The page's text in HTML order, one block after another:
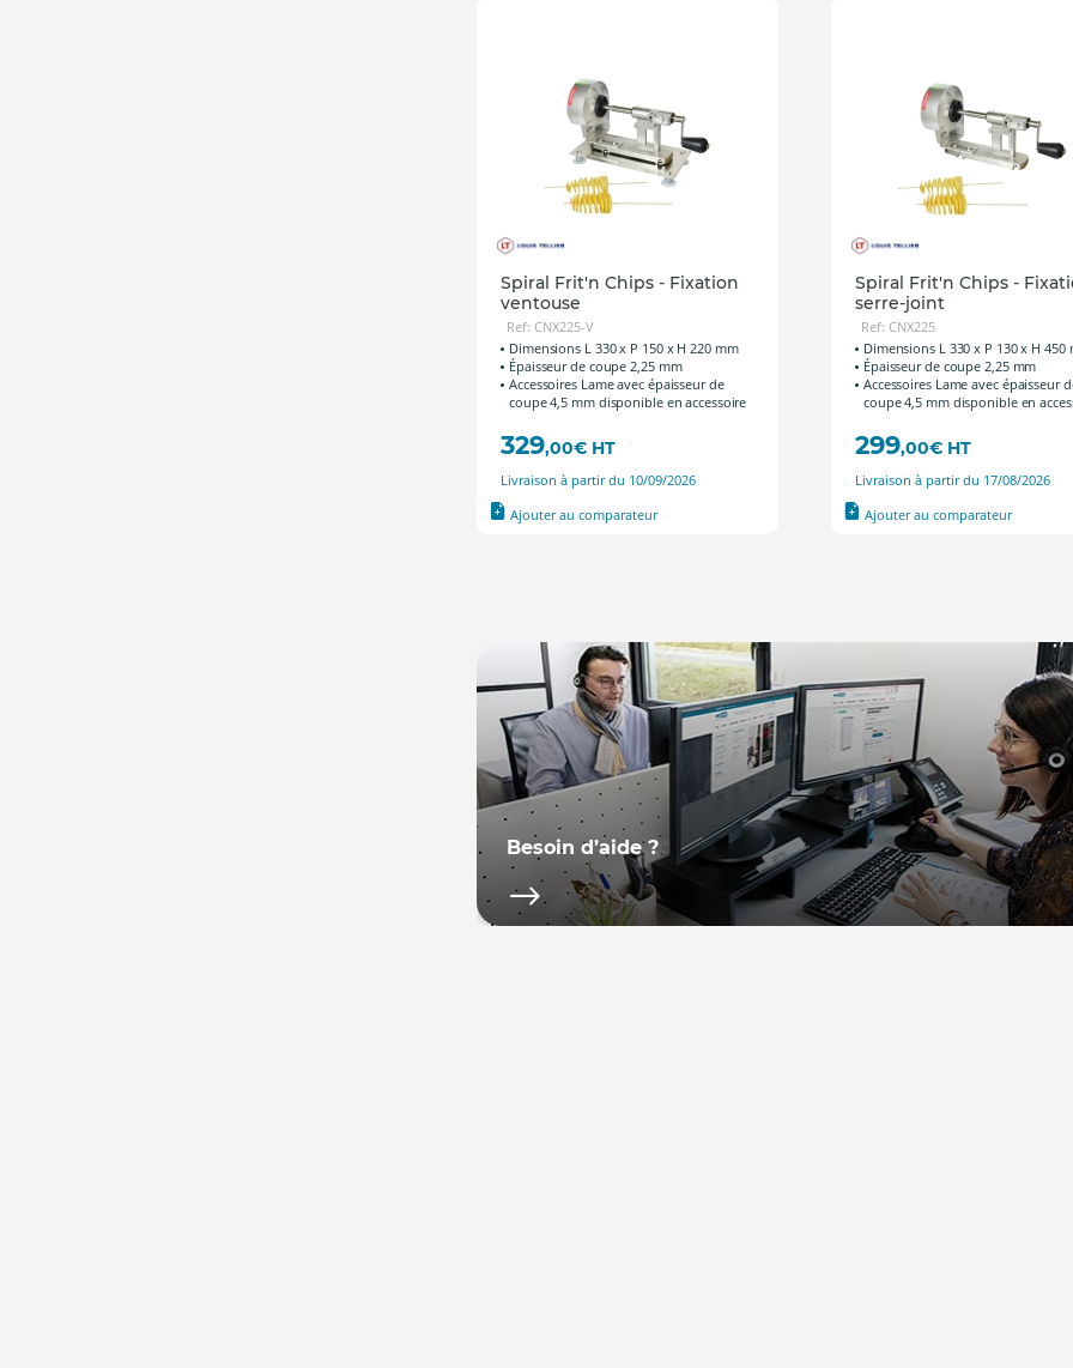
Spiral Frit'n Chips - Fixation
ventouse
Ref: CNX225-V
Dimensions L 330 x P 150 x H 220 mm
Épaisseur de coupe 2,25 mm
Accessoires Lame avec épaisseur de
coupe 4,5 mm disponible en accessoire
329,00€ HT
Livraison à partir du 10/09/2026
Ajouter au comparateur
Spiral Frit'n Chips -
serre-joint
Ref: CNX225
Dimensions L 330 x P 130 x H 450
Épaisseur de coupe 2,25 mm
Accessoires Lame avec épaisseur
coupe 4,5 mm disponible en
299,00€ HT
Livraison à partir du 17/08/2026
Ajouter au comparateur
Besoin d’aide ?
Notre équipe, basée en France,
se tient à votre disposition pour
répondre à vos questions